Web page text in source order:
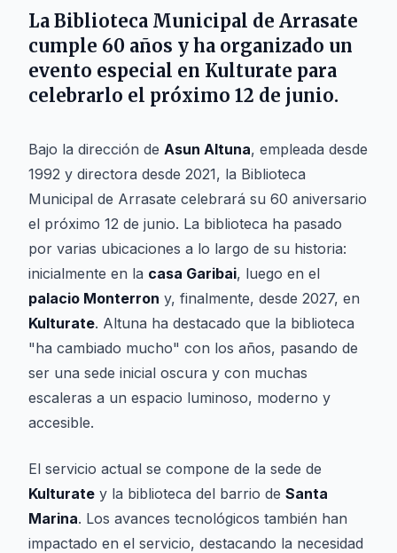
La Biblioteca Municipal de Arrasate
cumple 60 años y ha organizado un
evento especial en Kulturate para
celebrarlo el próximo 12 de junio.
Bajo la dirección de Asun Altuna, empleada desde
1992 y directora desde 2021, la Biblioteca
Municipal de Arrasate celebrará su 60 aniversario
el próximo 12 de junio. La biblioteca ha pasado
por varias ubicaciones a lo largo de su historia:
inicialmente en la casa Garibai, luego en el
palacio Monterron y, finalmente, desde 2027, en
Kulturate. Altuna ha destacado que la biblioteca
"ha cambiado mucho" con los años, pasando de
ser una sede inicial oscura y con muchas
escaleras a un espacio luminoso, moderno y
accesible.
El servicio actual se compone de la sede de
Kulturate y la biblioteca del barrio de Santa
Marina. Los avances tecnológicos también han
impactado en el servicio, destacando la necesidad